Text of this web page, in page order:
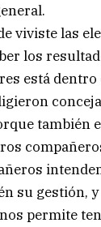
viviste las
los
está dentro
también
su gestión,
permite